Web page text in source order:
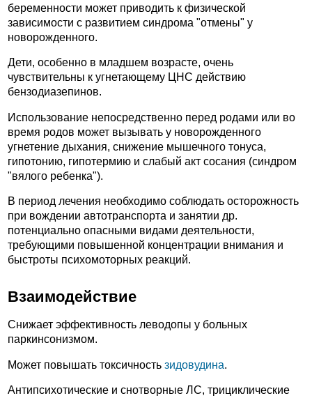
беременности может приводить к физической
зависимости с развитием синдрома "отмены" у
новорожденного.
Дети, особенно в младшем возрасте, очень
чувствительны к угнетающему ЦНС действию
бензодиазепинов.
Использование непосредственно перед родами или во
время родов может вызывать у новорожденного
угнетение дыхания, снижение мышечного тонуса,
гипотонию, гипотермию и слабый акт сосания (синдром
"вялого ребенка").
В период лечения необходимо соблюдать осторожность
при вождении автотранспорта и занятии др.
потенциально опасными видами деятельности,
требующими повышенной концентрации внимания и
быстроты психомоторных реакций.
Взаимодействие
Снижает эффективность леводопы у больных
паркинсонизмом.
Может повышать токсичность зидовудина.
Антипсихотические и снотворные ЛС, трициклические